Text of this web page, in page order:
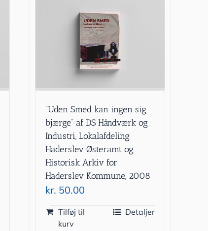
”Uden Smed kan ingen sig
bjærge” af DS Håndværk og
Industri, Lokalafdeling
Haderslev Østeramt og
Historisk Arkiv for
Haderslev Kommune, 2008
kr. 50.00
Tilføj til
kurv
Detaljer